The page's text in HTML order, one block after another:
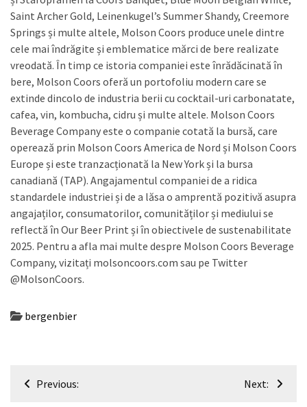
Saint Archer Gold, Leinenkugel’s Summer Shandy, Creemore
Springs și multe altele, Molson Coors produce unele dintre
cele mai îndrăgite și emblematice mărci de bere realizate
vreodată. În timp ce istoria companiei este înrădăcinată în
bere, Molson Coors oferă un portofoliu modern care se
extinde dincolo de industria berii cu cocktail-uri carbonatate,
cafea, vin, kombucha, cidru și multe altele. Molson Coors
Beverage Company este o companie cotată la bursă, care
operează prin Molson Coors America de Nord și Molson Coors
Europe și este tranzacționată la New York și la bursa
canadiană (TAP). Angajamentul companiei de a ridica
standardele industriei și de a lăsa o amprentă pozitivă asupra
angajaților, consumatorilor, comunităților și mediului se
reflectă în Our Beer Print și în obiectivele de sustenabilitate
2025. Pentru a afla mai multe despre Molson Coors Beverage
Company, vizitați molsoncoors.com sau pe Twitter
@MolsonCoors.
bergenbier
PostPrevious: Next: